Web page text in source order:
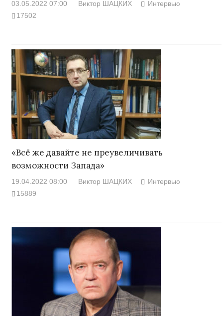
03.05.2022 07:00 Виктор ШАЦКИХ
Интервью
17502
«Всё же давайте не преувеличивать
возможности Запада»
19.04.2022 08:00 Виктор ШАЦКИХ
Интервью
15889